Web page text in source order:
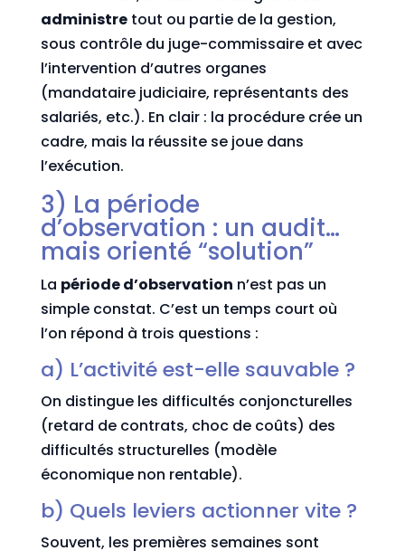
administretout ou partie de la gestion,
sous contrôle du juge-commissaire et avec
l’intervention d’autres organes
(mandataire judiciaire, représentants des
salariés, etc.). En clair : la procédure crée un
cadre, mais la réussite se joue dans
l’exécution.
3) La période
d’observation : un audit…
mais orienté “solution”
La période d’observation n’est pas un
simple constat. C’est un temps court où
l’on répond à trois questions :
a) L’activité est-elle sauvable ?
On distingue les difficultés conjoncturelles
(retard de contrats, choc de coûts) des
difficultés structurelles (modèle
économique non rentable).
b) Quels leviers actionner vite ?
Souvent, les premières semaines sont